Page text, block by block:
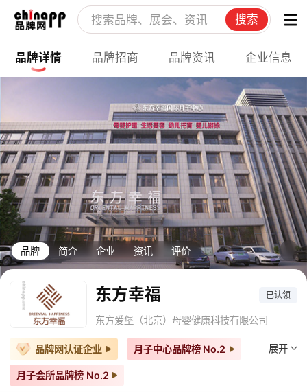
搜索
品牌详情 品牌招商 品牌资讯 企业信息
品牌 简介 企业 资讯 评价
东方幸福
东方爱堡（北京）母婴健康科技有限公司
已认领
展开
品牌网认证企业 月子中心品牌榜 No.2
月子会所品牌榜 No.2